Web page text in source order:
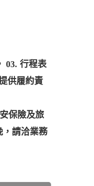
03. 行程表
供履約責
保險及旅
，請洽業務